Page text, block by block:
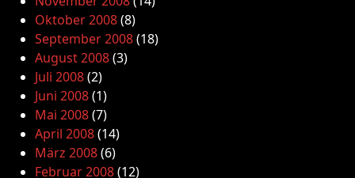
Oktober 2008(8)
September 2008(18)
August 2008(3)
Juli 2008(2)
Juni 2008(1)
Mai 2008(7)
April 2008(14)
März 2008(6)
Februar 2008(12)